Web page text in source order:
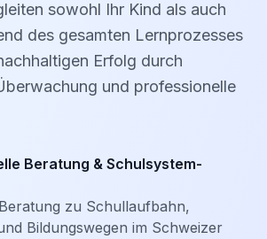
sowohl Ihr Kind als auch
des gesamten Lernprozesses
Erfolg durch
und professionelle
Beratung & Schulsystem-
zu Schullaufbahn,
Bildungswegen im Schweizer